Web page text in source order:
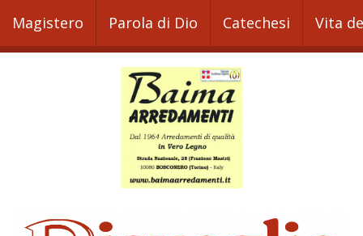
Magistero Parola di Dio Catechesi Vita